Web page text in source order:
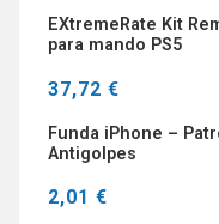
EXtremeRate Kit
para mando PS5
37,72 €
Funda iPhone –
Antigolpes
2,01 €